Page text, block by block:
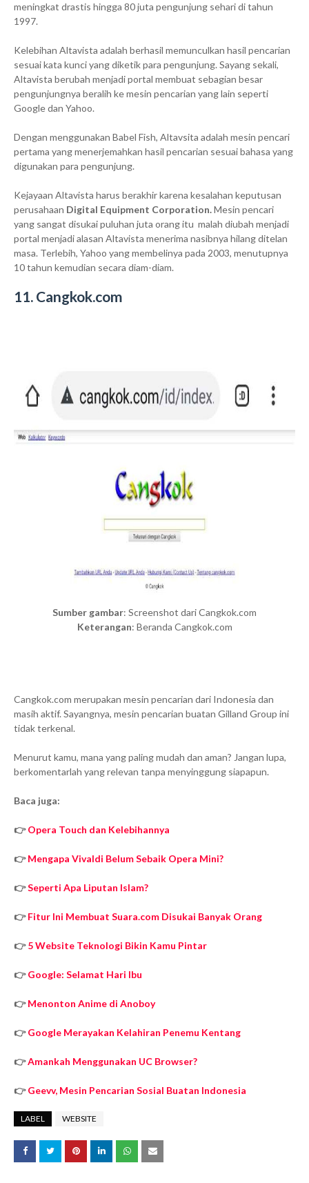
meningkat drastis hingga 80 juta pengunjung sehari di tahun
1997.
Kelebihan Altavista adalah berhasil memunculkan hasil pencarian
sesuai kata kunci yang diketik para pengunjung. Sayang sekali,
Altavista berubah menjadi portal membuat sebagian besar
pengunjungnya beralih ke mesin pencarian yang lain seperti
Google dan Yahoo.
Dengan menggunakan Babel Fish, Altavsita adalah mesin pencari
pertama yang menerjemahkan hasil pencarian sesuai bahasa yang
digunakan para pengunjung.
Kejayaan Altavista harus berakhir karena kesalahan keputusan
perusahaan Digital Equipment Corporation.Mesin pencari
yang sangat disukai puluhan juta orang itu malah diubah menjadi
portal menjadi alasan Altavista menerima nasibnya hilang ditelan
masa. Terlebih, Yahoo yang membelinya pada 2003, menutupnya
10 tahun kemudian secara diam-diam.
11. Cangkok.com
Sumber gambar: Screenshot dari Cangkok.com
Keterangan: Beranda Cangkok.com
Cangkok.com merupakan mesin pencarian dari Indonesia dan
masih aktif. Sayangnya, mesin pencarian buatan Gilland Group ini
tidak terkenal.
Menurut kamu, mana yang paling mudah dan aman? Jangan lupa,
berkomentarlah yang relevan tanpa menyinggung siapapun.
Baca juga:
👉Opera Touch dan Kelebihannya
👉Mengapa Vivaldi Belum Sebaik Opera Mini?
👉Seperti Apa Liputan Islam?
👉Fitur Ini Membuat Suara.com Disukai Banyak Orang
👉5 Website Teknologi Bikin Kamu Pintar
👉Google: Selamat Hari Ibu
👉Menonton Anime di Anoboy
👉Google Merayakan Kelahiran Penemu Kentang
👉Amankah Menggunakan UC Browser?
👉Geevv, Mesin Pencarian Sosial Buatan Indonesia
LABEL WEBSITE